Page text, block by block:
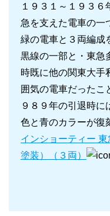
１９３１～１９３
急を支えた電車の一
緑の電車と３両編成
黒線の一部と・東急
時既に他の関東大手
囲気の電車だったこ
９８９年の引退時
色と青のカラーが復
インショーティー
塗装）（３両）